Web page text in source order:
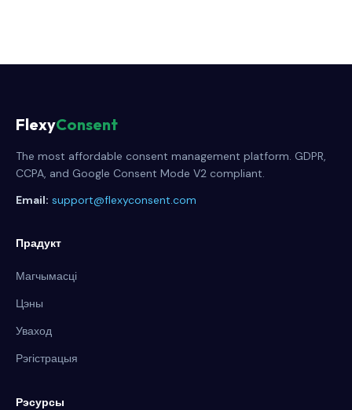
FlexyConsent
The most affordable consent management platform. GDPR,
CCPA, and Google Consent Mode V2 compliant.
Email: support@flexyconsent.com
Прадукт
Магчымасці
Цэны
Уваход
Рэгістрацыя
Рэсурсы